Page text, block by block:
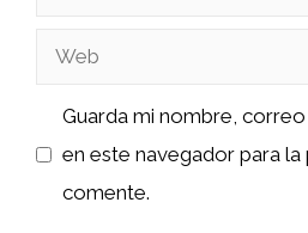
Web
Guarda mi nombre,
en este navegador para
comente.